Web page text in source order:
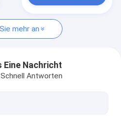
cnc
mehr an
Eine Nachricht
Antworten